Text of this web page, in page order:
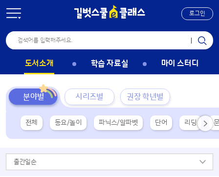
로그인
도서소개 학습 자료실 마이 스터디
분야별 시리즈별 권장 학년별
전체 동요/놀이 파닉스/알파벳 단어 리딩